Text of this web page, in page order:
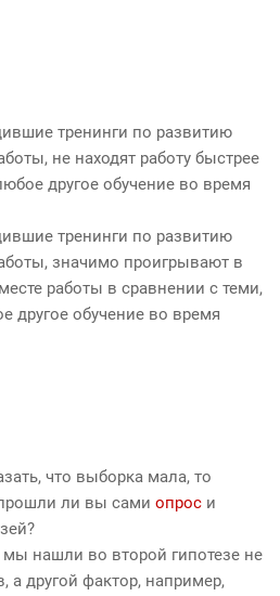
тренинги по развитию
не находят работу быстрее
другое обучение во время
тренинги по развитию
значимо проигрывают в
работы в сравнении с теми,
другое обучение во время
что выборка мала, то
прошли ли вы сами опрос и
нашли во второй гипотезе не
а другой фактор, например,